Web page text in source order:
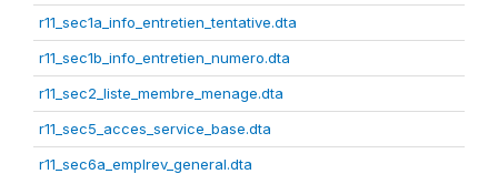
r11_sec1a_info_entretien_tentative.dta
r11_sec1b_info_entretien_numero.dta
r11_sec2_liste_membre_menage.dta
r11_sec5_acces_service_base.dta
r11_sec6a_emplrev_general.dta